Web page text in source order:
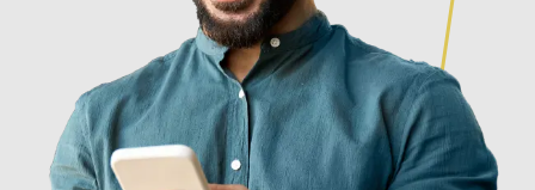
O pequeno agricultor
Cooperar para produzir: como fortalecer o pequeno
agricultor